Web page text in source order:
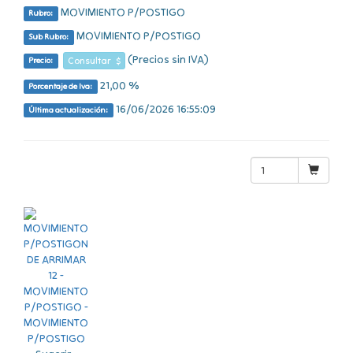
Rubro: MOVIMIENTO P/POSTIGO
Sub Rubro: MOVIMIENTO P/POSTIGO
Precio: Consultar $ (Precios sin IVA)
Porcentaje de Iva: 21,00 %
Última actualización: 16/06/2026 16:55:09